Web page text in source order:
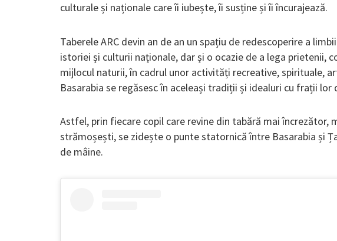
culturale și naționale care îi iubește, îi susține și îi încurajează.
Taberele ARC devin an de an un spațiu de redescoperire a
istoriei și culturii naționale, dar și o ocazie de a lega prietenii,
mijlocul naturii, în cadrul unor activități recreative, spirituale,
Basarabia se regăsesc în aceleași tradiții și idealuri cu frații lor
Astfel, prin fiecare copil care revine din tabără mai încrezător,
strămoșești, se zidește o punte statornică între Basarabia și
de mâine.